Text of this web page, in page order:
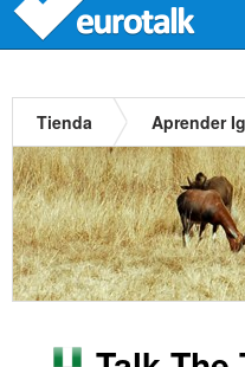
Tienda Aprender